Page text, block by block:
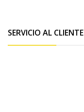
SERVICIO AL CLIENTE